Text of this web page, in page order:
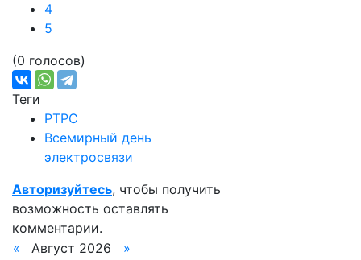
4
5
(0 голосов)
Теги
РТРС
Всемирный день
электросвязи
Авторизуйтесь, чтобы получить
возможность оставлять
комментарии.
«
Август 2026
»